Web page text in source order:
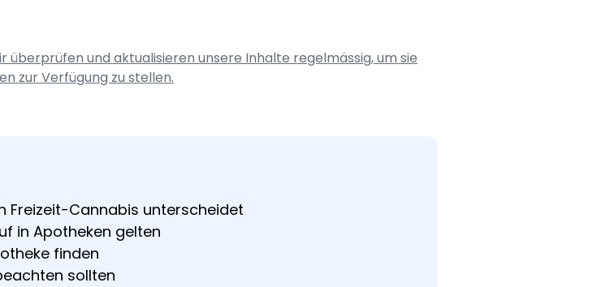
und aktualisieren unsere Inhalte regelmässig, um sie
zur Verfügung zu stellen.
Freizeit-Cannabis unterscheidet
in Apotheken gelten
finden
sollten